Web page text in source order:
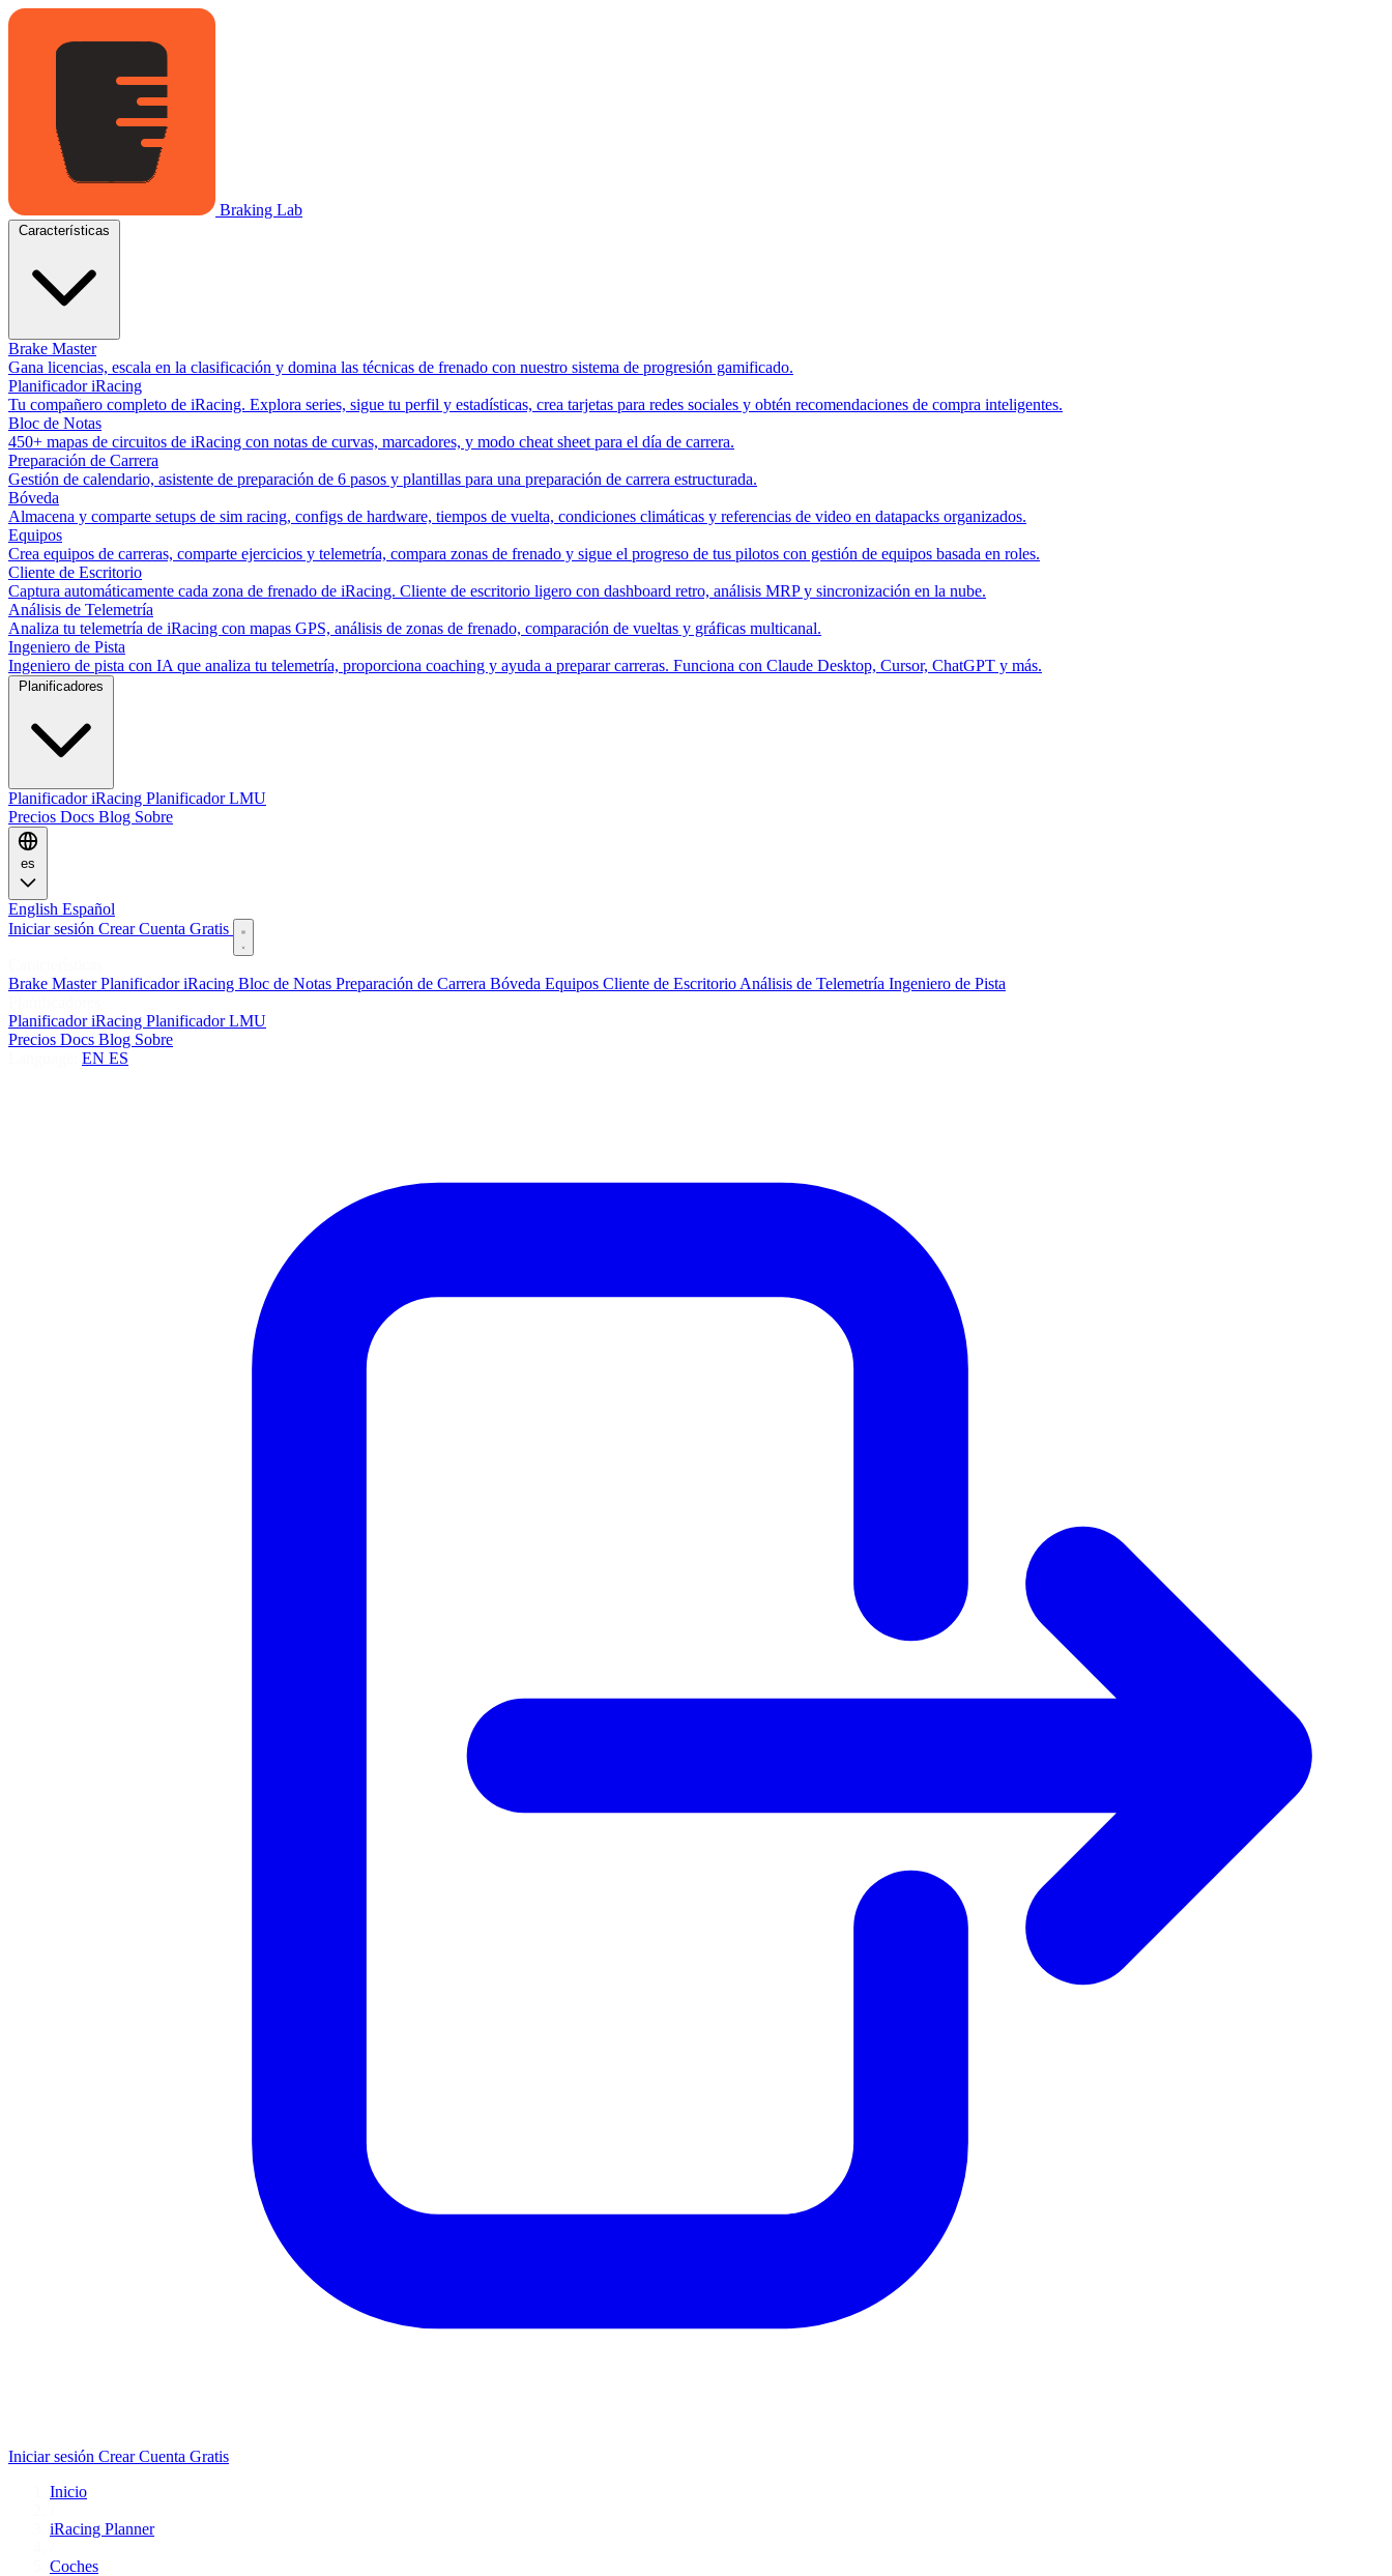
Braking Lab
Brake Master
Gana licencias, escala en la clasificación y domina las técnicas de frenado con nuestro sistema de progresión gamificado.
Planificador iRacing
Tu compañero completo de iRacing. Explora series, sigue tu perfil y estadísticas, crea tarjetas para redes sociales y obtén recomendaciones de compra inteligentes.
Bloc de Notas
450+ mapas de circuitos de iRacing con notas de curvas, marcadores, y modo cheat sheet para el día de carrera.
Preparación de Carrera
Gestión de calendario, asistente de preparación de 6 pasos y plantillas para una preparación de carrera estructurada.
Bóveda
Almacena y comparte setups de sim racing, configs de hardware, tiempos de vuelta, condiciones climáticas y referencias de video en datapacks organizados.
Equipos
Crea equipos de carreras, comparte ejercicios y telemetría, compara zonas de frenado y sigue el progreso de tus pilotos con gestión de equipos basada en roles.
Cliente de Escritorio
Captura automáticamente cada zona de frenado de iRacing. Cliente de escritorio ligero con dashboard retro, análisis MRP y sincronización en la nube.
Análisis de Telemetría
Analiza tu telemetría de iRacing con mapas GPS, análisis de zonas de frenado, comparación de vueltas y gráficas multicanal.
Ingeniero de Pista
Ingeniero de pista con IA que analiza tu telemetría, proporciona coaching y ayuda a preparar carreras. Funciona con Claude Desktop, Cursor, ChatGPT y más.
Planificador iRacing Planificador LMU
Precios Docs Blog Sobre
es
English Español
Iniciar sesión Crear Cuenta Gratis
Brake MasterPlanificador iRacing Bloc de Notas Preparación de Carrera Bóveda Equipos Cliente de Escritorio Análisis de Telemetría Ingeniero de Pista
Planificador iRacing Planificador LMU
Precios Docs Blog Sobre
EN ES
Iniciar sesión Crear Cuenta Gratis
Inicio
iRacing Planner
Coches